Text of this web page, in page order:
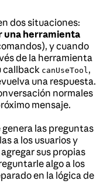
dos situaciones:
una herramienta
y cuando
de la herramienta
callback canUseTool,
una respuesta.
normales
mensaje.
las preguntas
a los usuarios y
sus propias
algo a los
en la lógica de